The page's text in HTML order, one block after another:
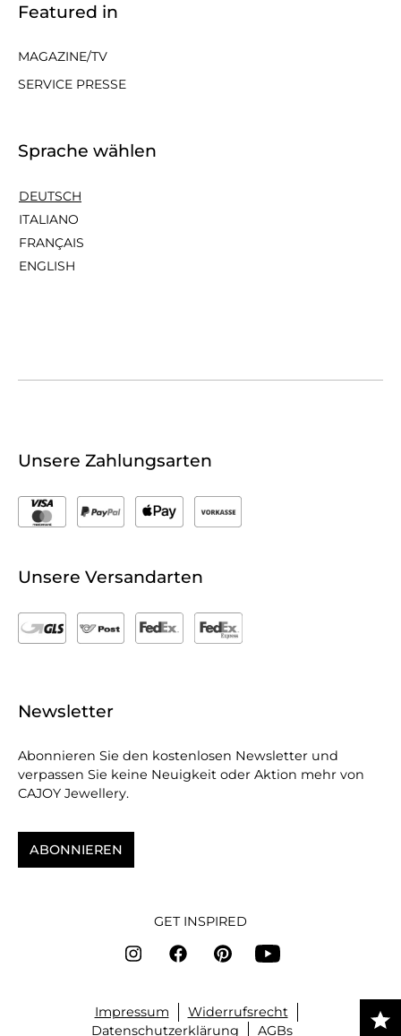
Featured in
MAGAZINE/TV
SERVICE PRESSE
Sprache wählen
DEUTSCH
ITALIANO
FRANÇAIS
ENGLISH
Unsere Zahlungsarten
Unsere Versandarten
Newsletter
Abonnieren Sie den kostenlosen Newsletter und
verpassen Sie keine Neuigkeit oder Aktion mehr von
CAJOY Jewellery.
ABONNIEREN
GET INSPIRED
Impressum
Widerrufsrecht
Datenschutzerklärung
AGBs